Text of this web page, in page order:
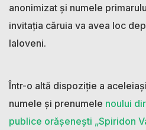
anonimizat și numele
invitația căruia va avea loc
Ialoveni.
Într-o altă dispoziție a
numele și prenumele noului
publice orășenești „Spiridon